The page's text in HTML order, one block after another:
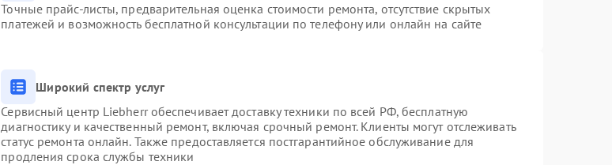
Точные прайс-листы, предварительная оценка стоимости ремонта, отсутствие скрытых
платежей и возможность бесплатной консультации по телефону или онлайн на сайте
Широкий спектр услуг
Сервисный центр Liebherr обеспечивает доставку техники по всей РФ, бесплатную
диагностику и качественный ремонт, включая срочный ремонт. Клиенты могут отслеживать
статус ремонта онлайн. Также предоставляется постгарантийное обслуживание для
продления срока службы техники